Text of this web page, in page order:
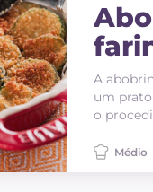
A
um
o
Médio